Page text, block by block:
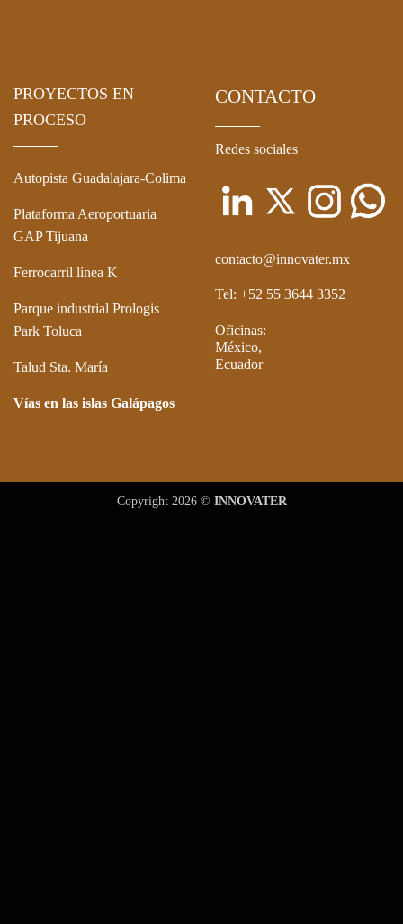
PROYECTOS EN
PROCESO
Autopista Guadalajara-Colima
Plataforma Aeroportuaria
GAP Tijuana
Ferrocarril línea K
Parque industrial Prologis
Park Toluca
Talud Sta. María
Vías en las islas Galápagos
CONTACTO
Redes sociales
contacto@innovater.mx
Tel: +52 55 3644 3352
Oficinas:
México,
Ecuador
Copyright 2026 © INNOVATER